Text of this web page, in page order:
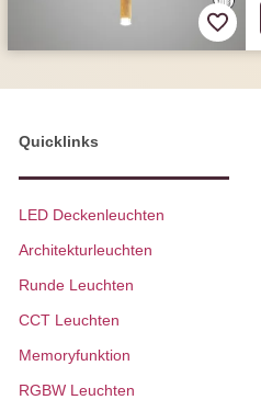
Quicklinks
LED Deckenleuchten
Architekturleuchten
Runde Leuchten
CCT Leuchten
Memoryfunktion
RGBW Leuchten